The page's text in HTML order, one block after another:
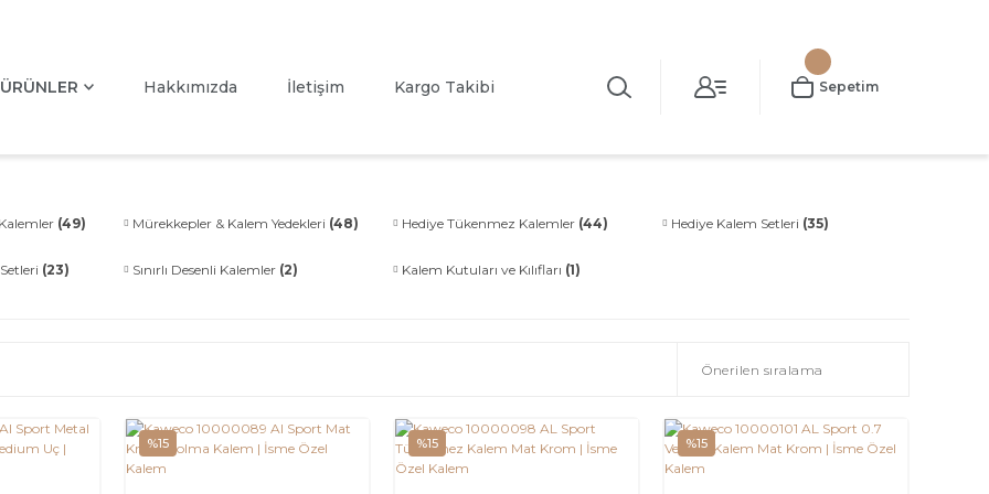
ÜRÜNLER Hakkımızda İletişim Kargo Takibi Sepetim
(49) Mürekkepler & Kalem Yedekleri (48) Hediye Tükenmez Kalemler (44) Hediye Kalem Setleri (35)
(23) Sınırlı Desenli Kalemler (2) Kalem Kutuları ve Kılıfları (1)
%15 %15 %15